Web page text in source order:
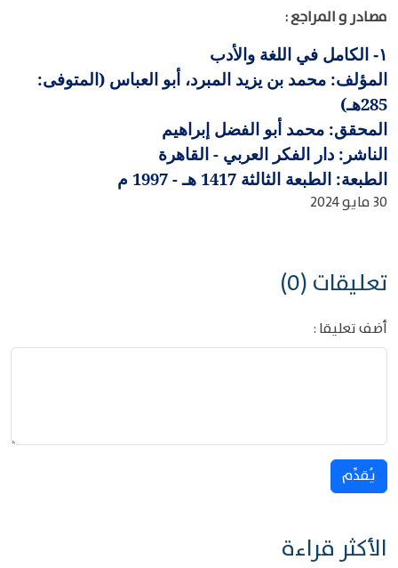
مصادر و المراجع :
١-
الكامل في اللغة والأدب
المؤلف: محمد بن يزيد المبرد، أبو العباس (المتوفى:
285هـ)
المحقق: محمد أبو الفضل إبراهيم
الناشر: دار الفكر العربي - القاهرة
الطبعة: الطبعة الثالثة 1417 هـ - 1997 م
30 مايو 2024
تعليقات (0)
أضف تعليقا :
يُقدِّم
الأكثر قراءة